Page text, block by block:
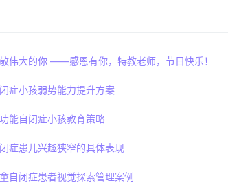
伟大的你 ——感恩有你，特教老师，节日快乐！
症小孩弱势能力提升方案
能自闭症小孩教育策略
症患儿兴趣狭窄的具体表现
自闭症患者视觉探索管理案例